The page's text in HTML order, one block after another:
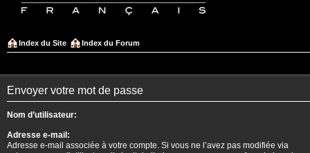
Index du Site Index du Forum
Envoyer votre mot de passe
Nom d’utilisateur:
Adresse e-mail:
Adresse e-mail associée à votre compte. Si vous ne l’avez pas modifiée via